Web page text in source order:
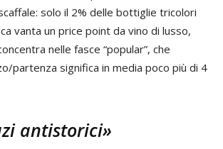
solo il 2% delle bottiglie tricolori
vanta un price point da vino di lusso,
nelle fasce “popular”, che
partenza significa in media poco più di 4
antistorici»